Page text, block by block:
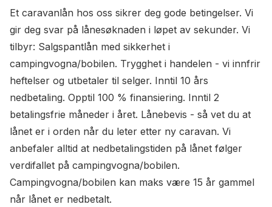
Et caravanlån hos oss sikrer deg gode betingelser. Vi
gir deg svar på lånesøknaden i løpet av sekunder. Vi
tilbyr: Salgspantlån med sikkerhet i
campingvogna/bobilen. Trygghet i handelen - vi innfrir
heftelser og utbetaler til selger. Inntil 10 års
nedbetaling. Opptil 100 % finansiering. Inntil 2
betalingsfrie måneder i året. Lånebevis - så vet du at
lånet er i orden når du leter etter ny caravan. Vi
anbefaler alltid at nedbetalingstiden på lånet følger
verdifallet på campingvogna/bobilen.
Campingvogna/bobilen kan maks være 15 år gammel
når lånet er nedbetalt.